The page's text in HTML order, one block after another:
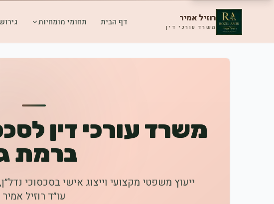
רוזיל אמיר
משרד עורכי דין דף הבית תחומי מומחיות
משרד עורכי דין
ברמת
ייעוץ משפטי מקצועי וייצוג אישי בסכסוכי
עו״ד רוזיל אמיר